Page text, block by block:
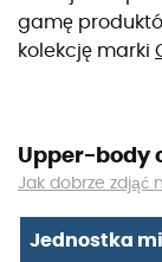
gamę
kolekcję marki
Upper-body
Jak dobrze zdjąć
Jednostka